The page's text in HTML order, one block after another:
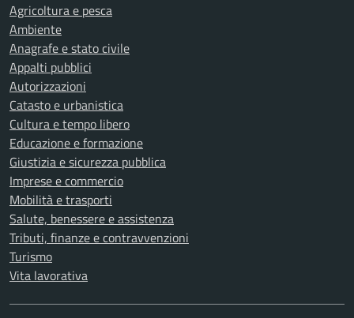
Agricoltura e pesca
Ambiente
Anagrafe e stato civile
Appalti pubblici
Autorizzazioni
Catasto e urbanistica
Cultura e tempo libero
Educazione e formazione
Giustizia e sicurezza pubblica
Imprese e commercio
Mobilità e trasporti
Salute, benessere e assistenza
Tributi, finanze e contravvenzioni
Turismo
Vita lavorativa